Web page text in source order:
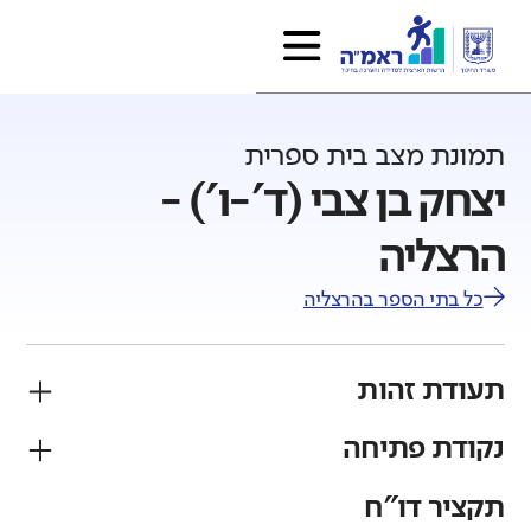
תמונת מצב בית ספרית
יצחק בן צבי (ד'-ו') -
הרצליה
כל בתי הספר בהרצליה
תעודת זהות
פיקוח
נקודת פתיחה
תקציר דו"ח